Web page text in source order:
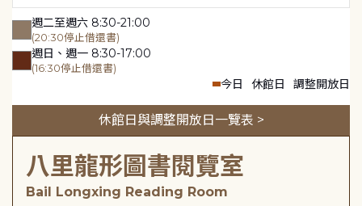
週二至週六 8:30-21:00
(20:30停止借還書)
週日、週一 8:30-17:00
(16:30停止借還書)
今日 休館日 調整開放日
休館日與調整開放日一覽表 >
八里龍形圖書閱覽室
Bail Longxing Reading Room